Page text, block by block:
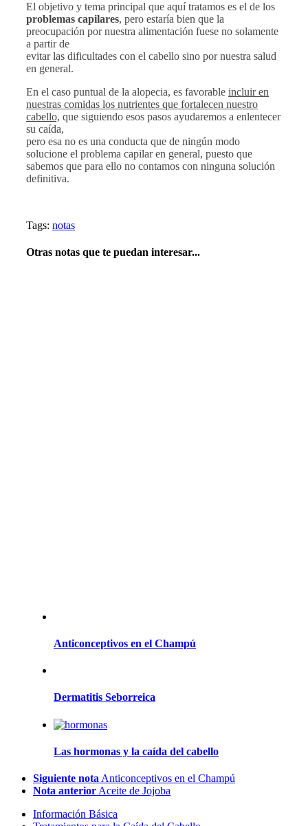
El objetivo y tema principal que aquí tratamos es el de los
problemas capilares, pero estaría bien que la
preocupación por nuestra alimentación fuese no solamente
a partir de
evitar las dificultades con el cabello sino por nuestra salud
en general.
En el caso puntual de la alopecia, es favorable incluir en
nuestras comidas los nutrientes que fortalecen nuestro
cabello, que siguiendo esos pasos ayudaremos a enlentecer
su caída,
pero esa no es una conducta que de ningún modo
solucione el problema capilar en general, puesto que
sabemos que para ello no contamos con ninguna solución
definitiva.
Tags: notas
Otras notas que te puedan interesar...
Anticonceptivos en el Champú
Dermatitis Seborreica
Las hormonas y la caída del cabello
Siguiente nota Anticonceptivos en el Champú
Nota anterior Aceite de Jojoba
Información Básica